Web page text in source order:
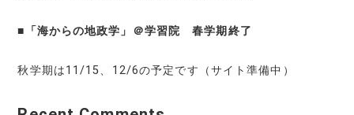
■ 「海からの地政学」＠学習院 春学期終了
秋学期は11/15、12/6の予定です（サイト準備中）